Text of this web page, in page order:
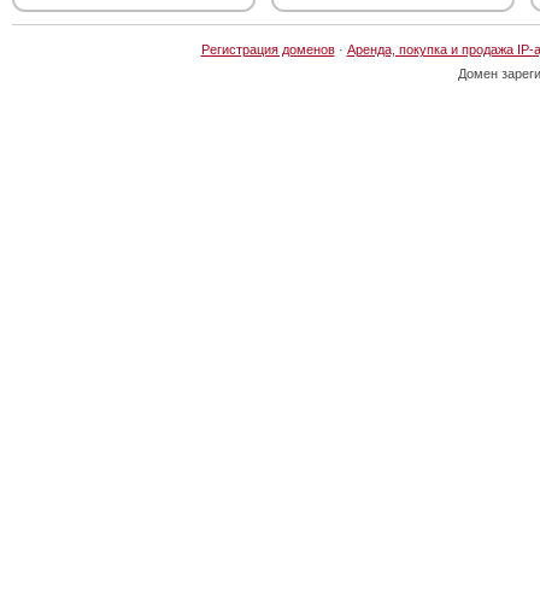
Регистрация доменов· Аренда, покупка и продажа IP-
Домен